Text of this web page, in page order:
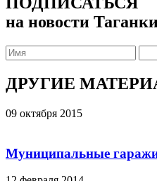
на новости
ДРУГИЕ
09 октября 2015
Муниципальные